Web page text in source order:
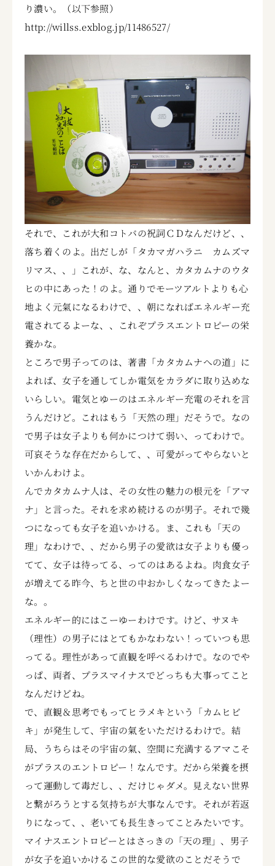
り濃い。（以下参照）
http://willss.exblog.jp/11486527/
それで、これが大和コトバの祝詞ＣＤなんだけど、、
落ち着くのよ。出だしが「タカマガハラニ カムズマ
リマス、、」これが、な、なんと、カタカムナのウタ
ヒの中にあった！のよ。通りでモーツアルトよりも心
地よく元氣になるわけで、、朝になればエネルギー充
電されてるよーな、、これぞプラスエントロピーの栄
養かな。
ところで男子ってのは、著書「カタカムナへの道」に
よれば、女子を通してしか電気をカラダに取り込めな
いらしい。電気とゆーのはエネルギー充電のそれを言
うんだけど。これはもう「天然の理」だそうで。なの
で男子は女子よりも何かにつけて弱い、ってわけで。
可哀そうな存在だからして、、可愛がってやらないと
いかんわけよ。
んでカタカムナ人は、その女性の魅力の根元を「アマ
ナ」と言った。それを求め続けるのが男子。それで幾
つになっても女子を追いかける。ま、これも「天の
理」なわけで、、だから男子の愛欲は女子よりも優っ
てて、女子は待ってる、ってのはあるよね。肉食女子
が増えてる昨今、ちと世の中おかしくなってきたよー
な。。
エネルギー的にはこーゆーわけです。けど、サヌキ
（理性）の男子にはとてもかなわない！っていつも思
ってる。理性があって直観を呼べるわけで。なのでや
っぱ、両者、プラスマイナスでどっちも大事ってこと
なんだけどね。
で、直観＆思考でもってヒラメキという「カムヒビ
キ」が発生して、宇宙の氣をいただけるわけで。結
局、うちらはその宇宙の氣、空間に充満するアマこそ
がプラスのエントロピー！なんです。だから栄養を摂
って運動して毒だし、、だけじゃダメ。見えない世界
と繋がろうとする気持ちが大事なんです。それが若返
りになって、、老いても長生きってことみたいです。
マイナスエントロピーとはさっきの「天の理」、男子
が女子を追いかけるこの世的な愛欲のことだそうで